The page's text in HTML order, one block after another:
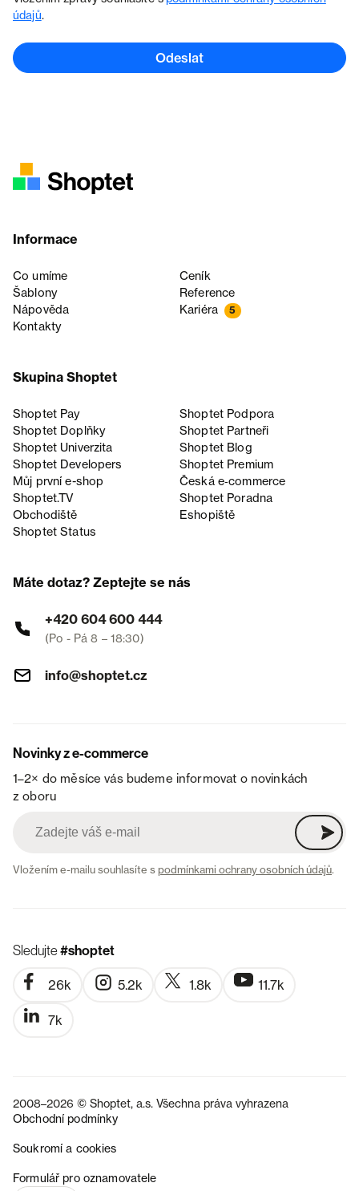
údajů.
Odeslat
Informace
Co umíme
Ceník
Šablony
Reference
Nápověda
Kariéra 5
Kontakty
Skupina Shoptet
Shoptet Pay
Shoptet Podpora
Shoptet Doplňky
Shoptet Partneři
Shoptet Univerzita
Shoptet Blog
Shoptet Developers
Shoptet Premium
Můj první e-shop
Česká e‑commerce
Shoptet.TV
Shoptet Poradna
Obchodiště
Eshopiště
Shoptet Status
Máte dotaz? Zeptejte se nás
+420 604 600 444
(Po - Pá 8 – 18:30)
info@shoptet.cz
Novinky z e-commerce
1–2× do měsíce vás budeme informovat o novinkách
z oboru
Vložením e-mailu souhlasíte spodmínkami ochrany osobních údajů.
Sledujte#shoptet
26k 5.2k 1.8k 11.7k
7k
2008–2026 © Shoptet, a.s. Všechna práva vyhrazena
Obchodní podmínky
Soukromí a cookies
Formulář pro oznamovatele